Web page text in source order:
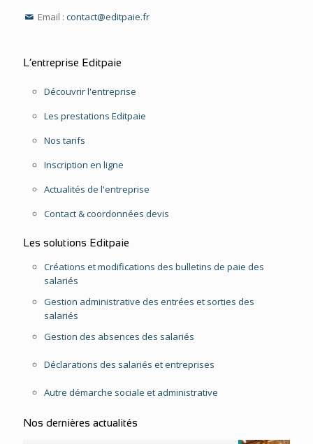
Email :contact@editpaie.fr
L’entreprise Editpaie
Découvrir l'entreprise
Les prestations Editpaie
Nos tarifs
Inscription en ligne
Actualités de l'entreprise
Contact & coordonnées devis
Les solutions Editpaie
Créations et modifications des bulletins de paie des
salariés
Gestion administrative des entrées et sorties des
salariés
Gestion des absences des salariés
Déclarations des salariés et entreprises
Autre démarche sociale et administrative
Nos dernières actualités